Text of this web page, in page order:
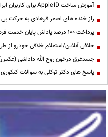
آموزش ساخت Apple ID برای کاربران ایرانی
راز خنده های اصغر فرهادی به حرکت بی
پرداخت ۱۰۰ درصد پاداش پایان خدمت فرهنگیان
خلافی آنلاین/استعلام خلافی خودرو از
جسدغرق درخون روح الله داداشی
پاسخ های دکتر توکلی به سوالات